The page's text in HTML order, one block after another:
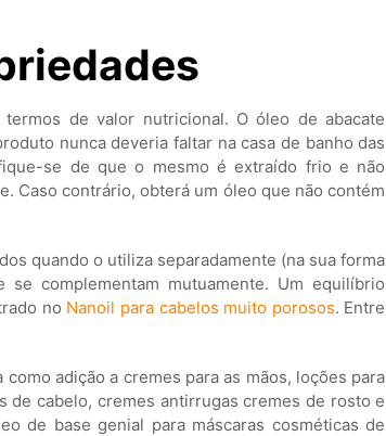
de valor nutricional. O óleo de abacate
nunca deveria faltar na casa de banho das
se de que o mesmo é extraído frio e não
Caso contrário, obterá um óleo que não contém
quando o utiliza separadamente (na sua forma
complementam mutuamente. Um equilíbrio
no Nanoil para cabelos muito porosos. Entre
adição a cremes para as mãos, loções para
de cabelo, cremes antirrugas cremes de rosto e
de base genial para máscaras cosméticas de